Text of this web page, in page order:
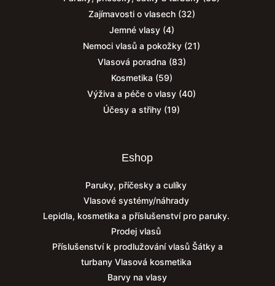
Zajímavosti o vlasech(32)
Jemné vlasy(4)
Nemoci vlasů a pokožky (21)
Vlasová poradna (83)
Kosmetika (59)
Výživa a péče o vlasy (40)
Účesy a střihy (19)
Eshop
Paruky, příčesky a culíky
Vlasové systémy/náhrady
Lepidla, kosmetika a příslušenství pro paruky.
Prodej vlasů
Příslušenství k prodlužování vlasů Šátky a
turbany Vlasová kosmetika
Barvy na vlasy